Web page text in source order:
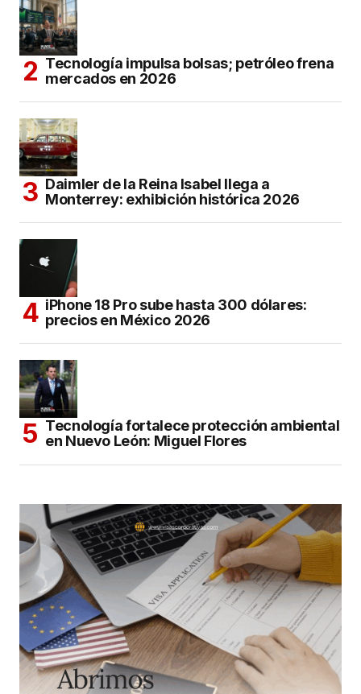
Tecnología impulsa bolsas; petróleo frena
mercados en 2026
Daimler de la Reina Isabel llega a
Monterrey: exhibición histórica 2026
iPhone 18 Pro sube hasta 300 dólares:
precios en México 2026
Tecnología fortalece protección ambiental
en Nuevo León: Miguel Flores